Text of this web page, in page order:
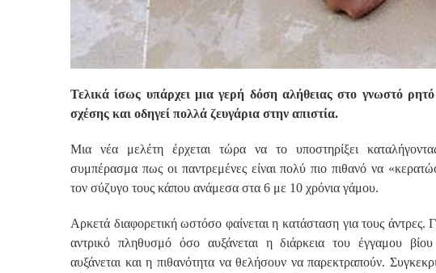
Τελικά ίσως υπάρχει μια γερή δόση αλήθειας στο γνωστό
σχέσης και οδηγεί πολλά ζευγάρια στην απιστία.
Μια νέα μελέτη έρχεται τώρα να το υποστηρίξει
συμπέρασμα πως οι παντρεμένες είναι πολύ πιο πιθανό να
τον σύζυγο τους κάπου ανάμεσα στα 6 με 10 χρόνια γάμου.
Αρκετά διαφορετική ωστόσο φαίνεται η κατάσταση για τους άντρες.
αντρικό πληθυσμό όσο αυξάνεται η διάρκεια του έγγαμου
αυξάνεται και η πιθανότητα να θελήσουν να παρεκτραπούν.